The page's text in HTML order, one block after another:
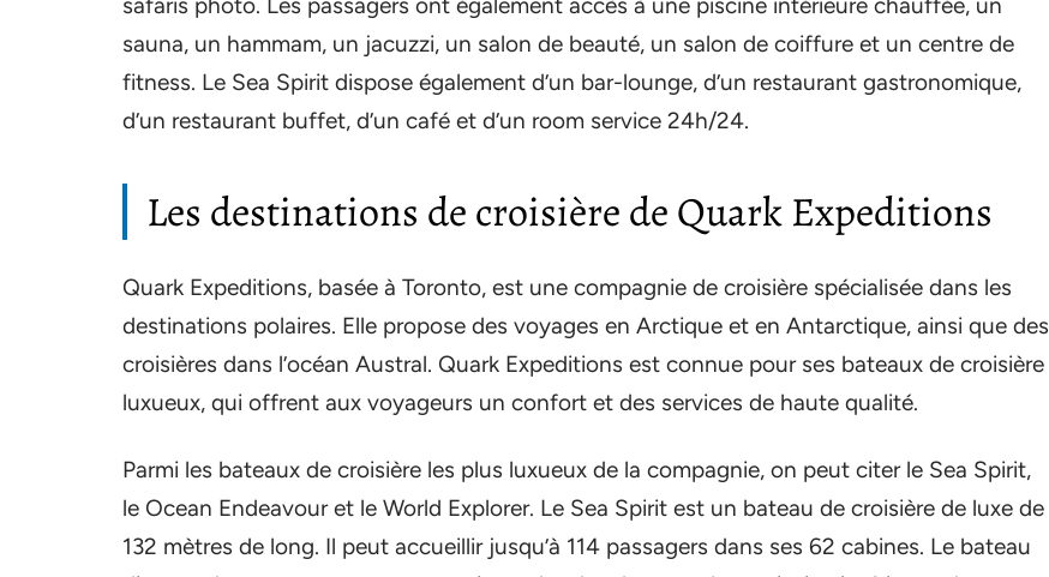
sauna, un hammam, un jacuzzi, un salon de beauté, un salon de coiffure et un centre de
fitness. Le Sea Spirit dispose également d’un bar-lounge, d’un restaurant gastronomique,
d’un restaurant buffet, d’un café et d’un room service 24h/24.
Les destinations de croisière de Quark Expeditions
Quark Expeditions, basée à Toronto, est une compagnie de croisière spécialisée dans les
destinations polaires. Elle propose des voyages en Arctique et en Antarctique, ainsi que des
croisières dans l’océan Austral. Quark Expeditions est connue pour ses bateaux de croisière
luxueux, qui offrent aux voyageurs un confort et des services de haute qualité.
Parmi les bateaux de croisière les plus luxueux de la compagnie, on peut citer le Sea Spirit,
le Ocean Endeavour et le World Explorer. Le Sea Spirit est un bateau de croisière de luxe de
132 mètres de long. Il peut accueillir jusqu’à 114 passagers dans ses 62 cabines. Le bateau